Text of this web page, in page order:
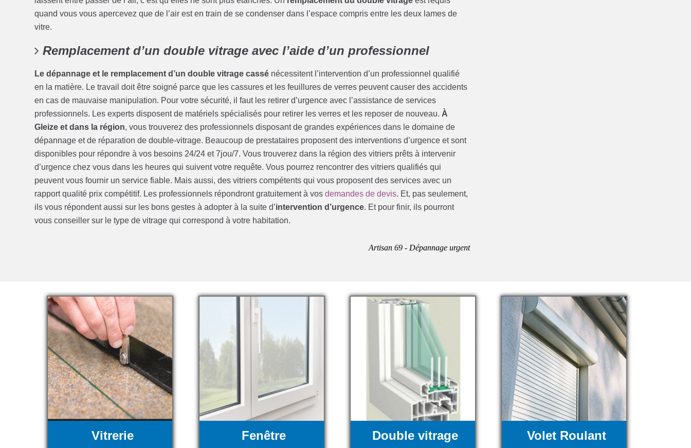
quand vous vous apercevez que de l’air est en train de se condenser dans l’espace compris entre les deux lames de
vitre.
Remplacement d’un double vitrage avec l’aide d’un professionnel
Le dépannage et le remplacement d’un double vitrage cassé nécessitent l’intervention d’un professionnel qualifié
en la matière. Le travail doit être soigné parce que les cassures et les feuillures de verres peuvent causer des accidents
en cas de mauvaise manipulation. Pour votre sécurité, il faut les retirer d’urgence avec l’assistance de services
professionnels. Les experts disposent de matériels spécialisés pour retirer les verres et les reposer de nouveau. À
Gleize et dans la région, vous trouverez des professionnels disposant de grandes expériences dans le domaine de
dépannage et de réparation de double-vitrage. Beaucoup de prestataires proposent des interventions d’urgence et sont
disponibles pour répondre à vos besoins 24/24 et 7jou/7. Vous trouverez dans la région des vitriers prêts à intervenir
d’urgence chez vous dans les heures qui suivent votre requête. Vous pourrez rencontrer des vitriers qualifiés qui
peuvent vous fournir un service fiable. Mais aussi, des vitriers compétents qui vous proposent des services avec un
rapport qualité prix compétitif. Les professionnels répondront gratuitement à vosdemandes de devis. Et, pas seulement,
ils vous répondent aussi sur les bons gestes à adopter à la suite d’intervention d’urgence. Et pour finir, ils pourront
vous conseiller sur le type de vitrage qui correspond à votre habitation.
Artisan 69 - Dépannage urgent
Vitrerie Fenêtre Double vitrage Volet Roulant